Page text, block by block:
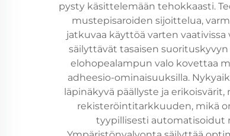
pysty käsittelemään tehokkaasti.
mustepisaroiden sijoittelua,
jatkuvaa käyttöä varten
säilyttävät tasaisen
elohopealampun valo kovettaa
adheesio-ominaisuuksilla.
läpinäkyvä päällyste ja
rekisteröintitarkkuuden, mikä
tyypillisesti automatisoidut